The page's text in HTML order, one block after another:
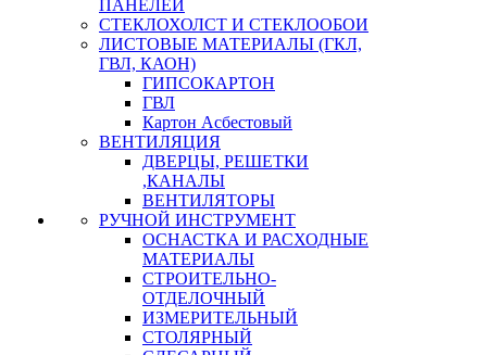
ПАНЕЛЕЙ
СТЕКЛОХОЛСТ И СТЕКЛООБОИ
ЛИСТОВЫЕ МАТЕРИАЛЫ (ГКЛ,
ГВЛ, КАОН)
ГИПСОКАРТОН
ГВЛ
Картон Асбестовый
ВЕНТИЛЯЦИЯ
ДВЕРЦЫ, РЕШЕТКИ
,КАНАЛЫ
ВЕНТИЛЯТОРЫ
РУЧНОЙ ИНСТРУМЕНТ
ОСНАСТКА И РАСХОДНЫЕ
МАТЕРИАЛЫ
СТРОИТЕЛЬНО-
ОТДЕЛОЧНЫЙ
ИЗМЕРИТЕЛЬНЫЙ
СТОЛЯРНЫЙ